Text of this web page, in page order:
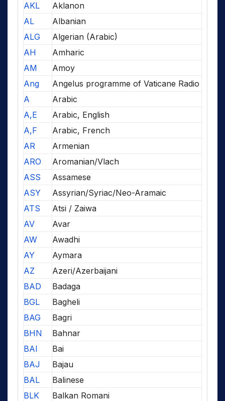
AKL
Aklanon
AL
Albanian
ALG
Algerian (Arabic)
AH
Amharic
AM
Amoy
Ang
Angelus programme of Vaticane Radio
A
Arabic
A,E
Arabic, English
A,F
Arabic, French
AR
Armenian
ARO
Aromanian/Vlach
ASS
Assamese
ASY
Assyrian/Syriac/Neo-Aramaic
ATS
Atsi / Zaiwa
AV
Avar
AW
Awadhi
AY
Aymara
AZ
Azeri/Azerbaijani
BAD
Badaga
BGL
Bagheli
BAG
Bagri
BHN
Bahnar
BAI
Bai
BAJ
Bajau
BAL
Balinese
BLK
Balkan Romani